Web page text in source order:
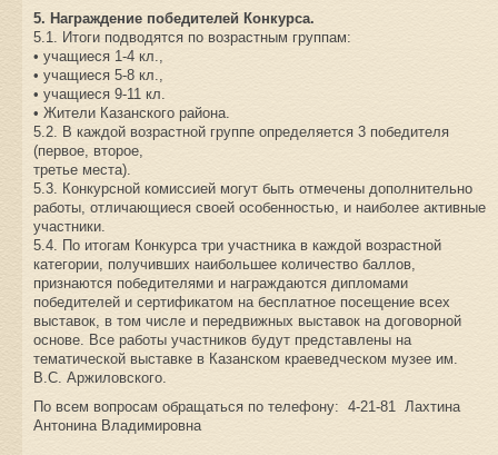
5. Награждение победителей Конкурса.
5.1. Итоги подводятся по возрастным группам:
• учащиеся 1-4 кл.,
• учащиеся 5-8 кл.,
• учащиеся 9-11 кл.
• Жители Казанского района.
5.2. В каждой возрастной группе определяется 3 победителя
(первое, второе,
третье места).
5.3. Конкурсной комиссией могут быть отмечены дополнительно
работы, отличающиеся своей особенностью, и наиболее активные
участники.
5.4. По итогам Конкурса три участника в каждой возрастной
категории, получивших наибольшее количество баллов,
признаются победителями и награждаются дипломами
победителей и сертификатом на бесплатное посещение всех
выставок, в том числе и передвижных выставок на договорной
основе. Все работы участников будут представлены на
тематической выставке в Казанском краеведческом музее им.
В.С. Аржиловского.
По всем вопросам обращаться по телефону: 4-21-81 Лахтина
Антонина Владимировна